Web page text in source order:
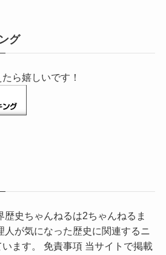
グ
ら嬉しいです！
歴史ちゃんねるは2ちゃんねるま
人が気になった歴史に関連するニ
ます。 免責事項 当サイトで掲載